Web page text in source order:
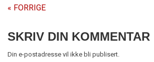
« FORRIGE
SKRIV DIN KOMMENTAR
Din e-postadresse vil ikke bli publisert.